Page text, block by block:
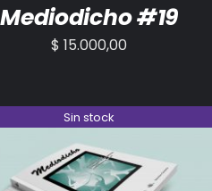
Mediodicho #19
$ 15.000,00
Sin stock